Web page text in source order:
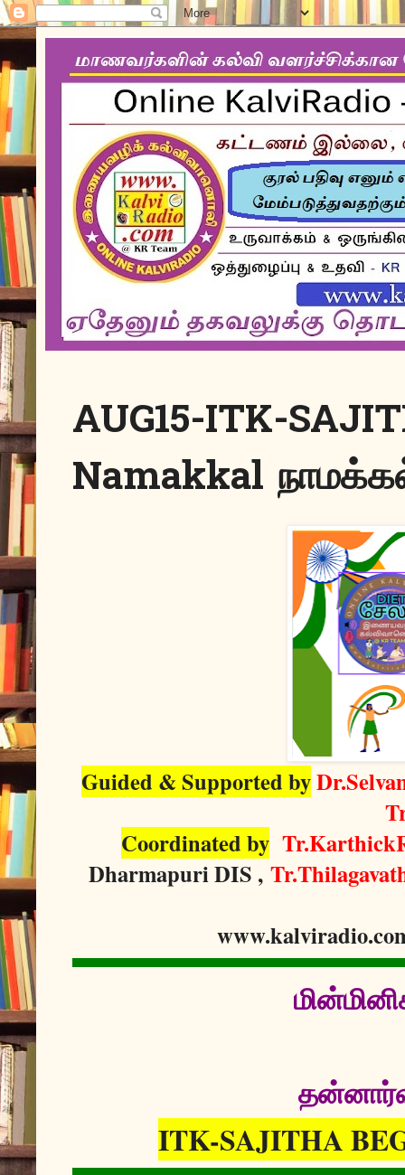
AUG15-ITK-
Namakkal
Guided & Supported by
Coordinated by
Dharmapuri DIS ,
ITK-SAJITHA